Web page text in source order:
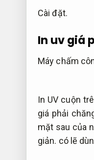
Cài đặt.
In uv giá
Máy chấm
In UV cuộn
giá phải
mặt sau của
giản. có lẽ